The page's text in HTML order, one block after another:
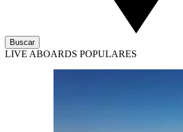
Buscar
LIVE ABOARDS POPULARES